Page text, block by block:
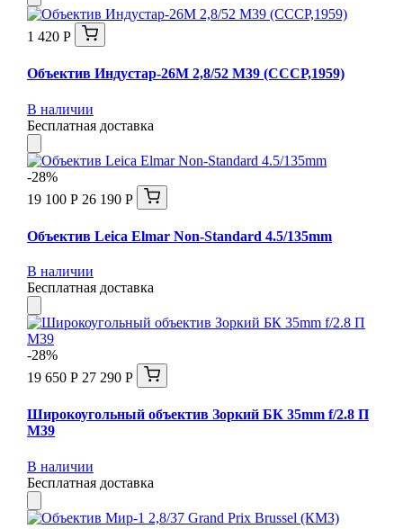
1 420 Р
Объектив Индустар-26М 2,8/52 М39 (СССР,1959)
В наличии
Бесплатная доставка
-28%
19 100 Р 26 190 Р
Объектив Leica Elmar Non-Standard 4.5/135mm
В наличии
Бесплатная доставка
-28%
19 650 Р 27 290 Р
Широкоугольный объектив Зоркий БК 35mm f/2.8 П
М39
В наличии
Бесплатная доставка